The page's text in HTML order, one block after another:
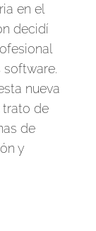
en el
decidí
software.
nueva
trato de
de
y